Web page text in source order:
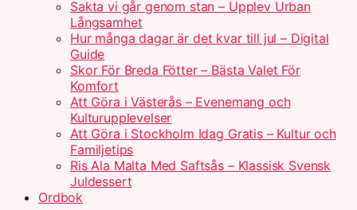
Sakta vi går genom stan – Upplev Urban
Långsamhet
Hur många dagar är det kvar till jul – Digital
Guide
Skor För Breda Fötter – Bästa Valet För
Komfort
Att Göra i Västerås – Evenemang och
Kulturupplevelser
Att Göra i Stockholm Idag Gratis – Kultur och
Familjetips
Ris Ala Malta Med Saftsås – Klassisk Svensk
Juldessert
Ordbok